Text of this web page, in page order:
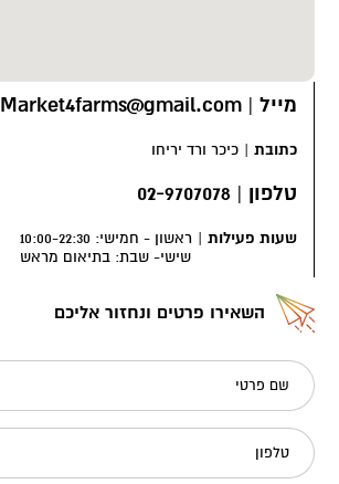
מייל |
Market4farms@gmail.com
כתובת | כיכר ורד יריחו
טלפון |
02-9707078
שעות פעילות | ראשון - חמישי: 10:00-22:30
שישי- שבת: בתיאום מראש
השאירו פרטים ונחזור אליכם
שם פרטי
טלפון